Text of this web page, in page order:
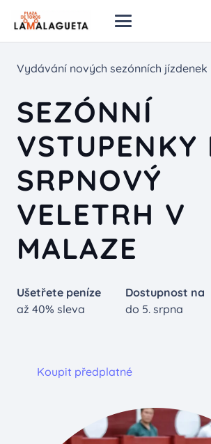
Vydávání nových sezónních jízdenek
SEZÓNNÍ
VSTUPENKY
SRPNOVÝ
VELETRH V
MALAZE
Ušetřete peníze
až 40% sleva
Dostupnost na
do 5. srpna
Koupit předplatné